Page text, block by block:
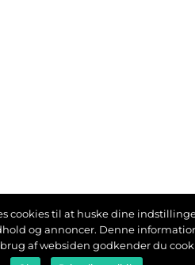
cookies til at huske dine
og annoncer. Denne
af websiden godkender du